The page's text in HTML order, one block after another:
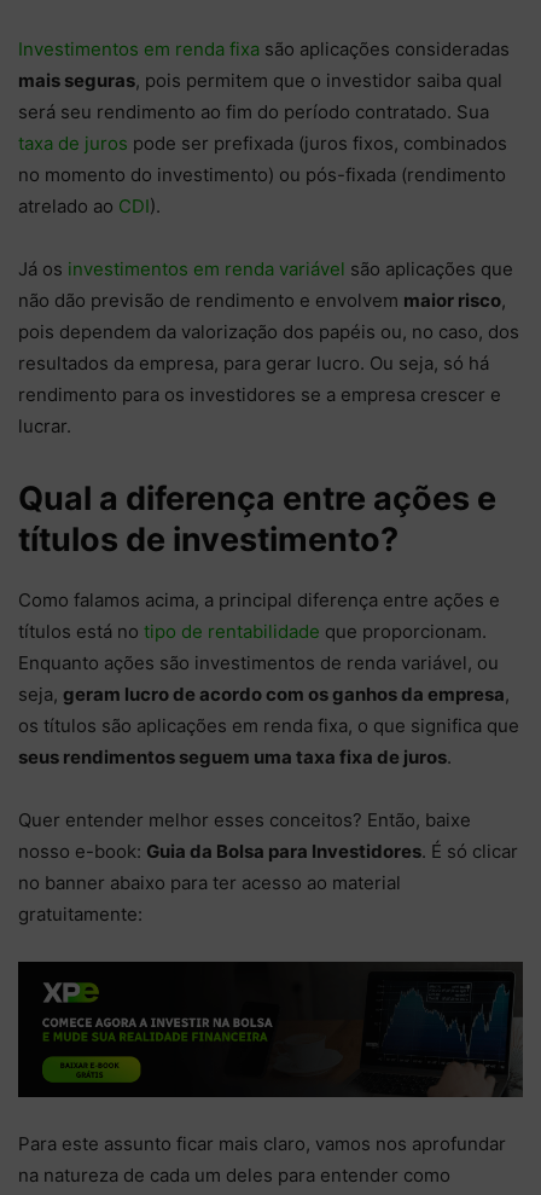
Investimentos em renda fixa são aplicações consideradas
mais seguras, pois permitem que o investidor saiba qual
será seu rendimento ao fim do período contratado. Sua
taxa de juros pode ser prefixada (juros fixos, combinados
no momento do investimento) ou pós-fixada (rendimento
atrelado ao CDI).
Já os investimentos em renda variável são aplicações que
não dão previsão de rendimento e envolvem maior risco,
pois dependem da valorização dos papéis ou, no caso, dos
resultados da empresa, para gerar lucro. Ou seja, só há
rendimento para os investidores se a empresa crescer e
lucrar.
Qual a diferença entre ações e
títulos de investimento?
Como falamos acima, a principal diferença entre ações e
títulos está no tipo de rentabilidade que proporcionam.
Enquanto ações são investimentos de renda variável, ou
seja, geram lucro de acordo com os ganhos da empresa,
os títulos são aplicações em renda fixa, o que significa que
seus rendimentos seguem uma taxa fixa de juros.
Quer entender melhor esses conceitos? Então, baixe
nosso e-book: Guia da Bolsa para Investidores. É só clicar
no banner abaixo para ter acesso ao material
gratuitamente:
Para este assunto ficar mais claro, vamos nos aprofundar
na natureza de cada um deles para entender como